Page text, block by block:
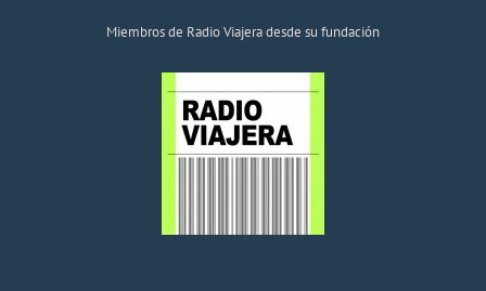
Miembros de Radio Viajera desde su fundación